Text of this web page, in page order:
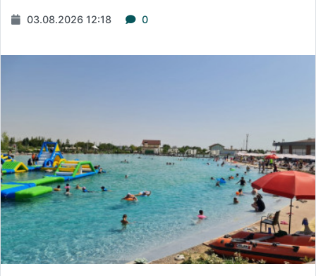
03.08.2026 12:18 0